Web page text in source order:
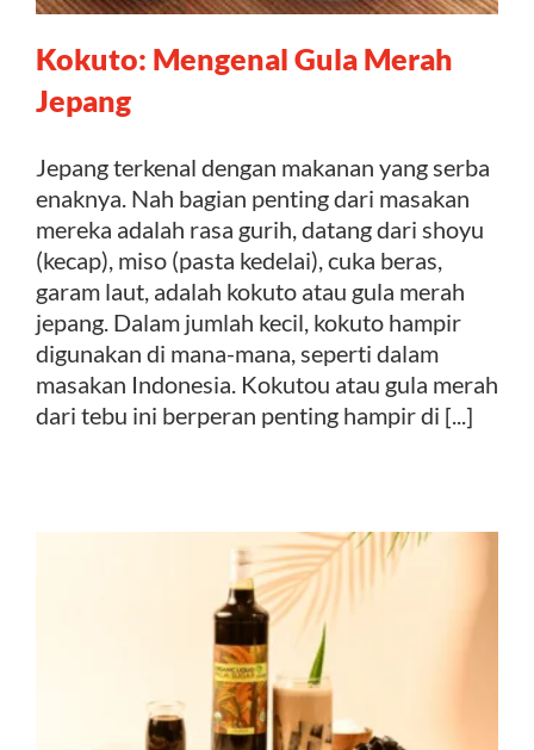
Kontak
Kokuto: Mengenal Gula Merah
Jepang
Jepang terkenal dengan makanan yang serba
enaknya. Nah bagian penting dari masakan
mereka adalah rasa gurih, datang dari shoyu
(kecap), miso (pasta kedelai), cuka beras,
garam laut, adalah kokuto atau gula merah
jepang. Dalam jumlah kecil, kokuto hampir
digunakan di mana-mana, seperti dalam
masakan Indonesia. Kokutou atau gula merah
dari tebu ini berperan penting hampir di [...]